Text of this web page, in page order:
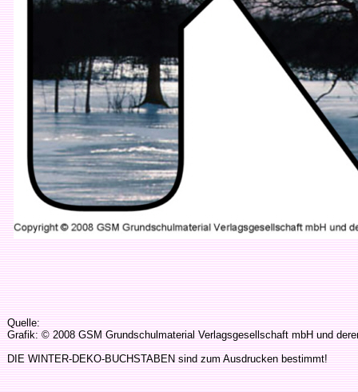
Quelle:
Grafik: © 2008 GSM Grundschulmaterial Verlagsgesellschaft mbH und
DIE WINTER-DEKO-BUCHSTABEN sind zum Ausdrucken bestimmt!